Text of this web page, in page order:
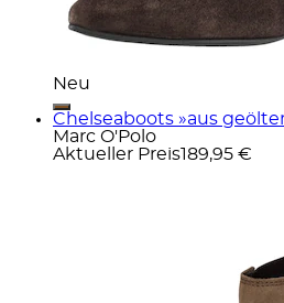
Neu
Chelseaboots »aus
Marc O'Polo
Aktueller Preis189,95 €